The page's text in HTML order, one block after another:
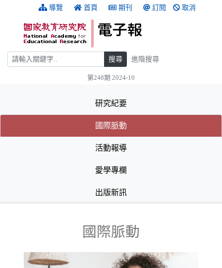
跳到主要內容 導覽 首頁 期刊 訂閱 取消
搜尋 搜尋 進階搜尋
第248期 2024-10
研究紀要
國際脈動
活動報導
愛學專欄
出版新訊
國際脈動